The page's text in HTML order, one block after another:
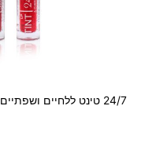
24/7 טינט ללחיים ושפתיים